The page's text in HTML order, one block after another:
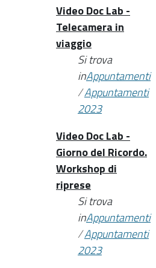
Video Doc Lab -
Telecamera in
viaggio
Si trova
inAppuntamenti
/Appuntamenti
2023
Video Doc Lab -
Giorno del Ricordo.
Workshop di
riprese
Si trova
inAppuntamenti
/Appuntamenti
2023